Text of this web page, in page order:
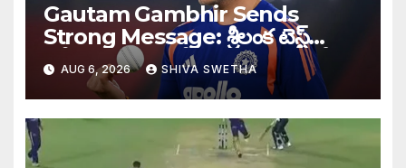
Gautam Gambhir Sends
Strong Message: శ్రీలంక టెస్ట్
సిరీస్‌కు ముందు టీమిండియాకు గంభీర్
వార్నింగ్…
AUG 6, 2026 SHIVA SWETHA